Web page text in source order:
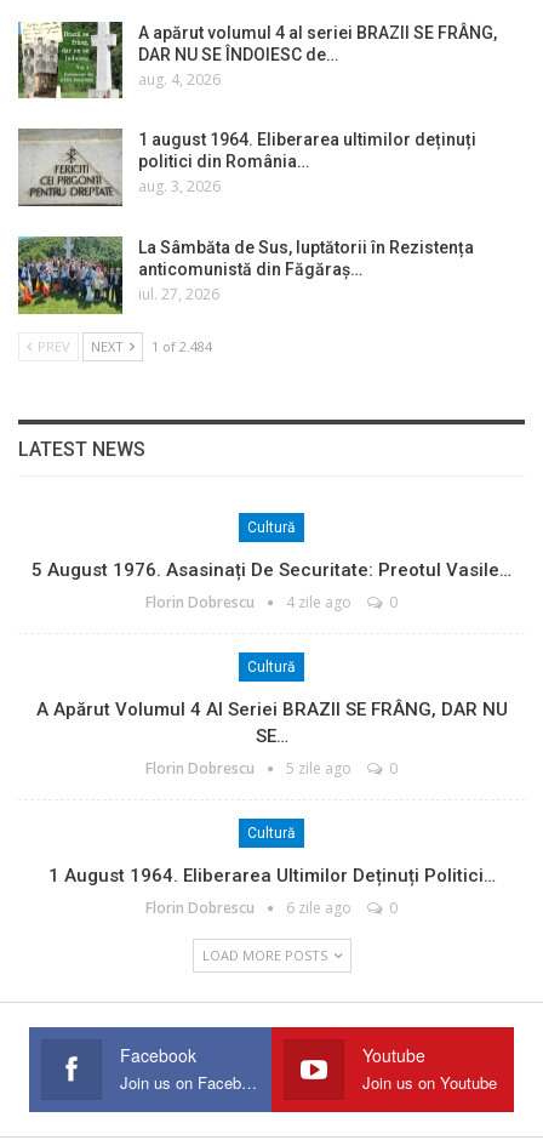
A apărut volumul 4 al seriei BRAZII SE FRÂNG,
DAR NU SE ÎNDOIESC de…
aug. 4, 2026
1 august 1964. Eliberarea ultimilor deținuți
politici din România…
aug. 3, 2026
La Sâmbăta de Sus, luptătorii în Rezistența
anticomunistă din Făgăraș…
iul. 27, 2026
PREV NEXT 1 of 2.484
LATEST NEWS
Cultură
5 August 1976. Asasinați De Securitate: Preotul Vasile…
Florin Dobrescu 4 zile ago 0
Cultură
A Apărut Volumul 4 Al Seriei BRAZII SE FRÂNG, DAR NU
SE…
Florin Dobrescu 5 zile ago 0
Cultură
1 August 1964. Eliberarea Ultimilor Deținuți Politici…
Florin Dobrescu 6 zile ago 0
LOAD MORE POSTS
Facebook
Join us on Facebook
Youtube
Join us on Youtube